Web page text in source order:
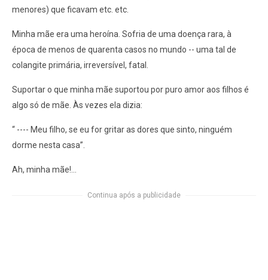
menores) que ficavam etc. etc.
Minha mãe era uma heroína. Sofria de uma doença rara, à
época de menos de quarenta casos no mundo -- uma tal de
colangite primária, irreversível, fatal.
Suportar o que minha mãe suportou por puro amor aos filhos é
algo só de mãe. Às vezes ela dizia:
“ ---- Meu filho, se eu for gritar as dores que sinto, ninguém
dorme nesta casa”.
Ah, minha mãe!...
Continua após a publicidade